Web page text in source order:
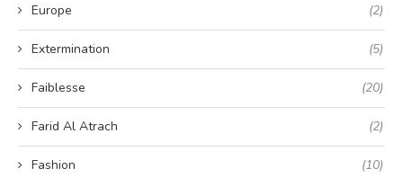
Europe (2)
Extermination (5)
Faiblesse (20)
Farid Al Atrach (2)
Fashion (10)